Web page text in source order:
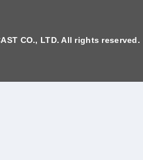
CO., LTD. All rights reserved.